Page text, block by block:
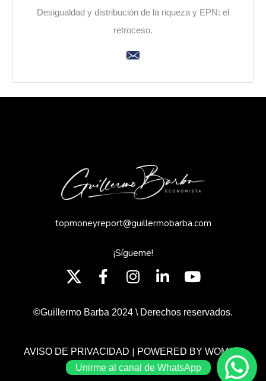
Desigualdad y distribución de la riqueza y EPN: el
retroceso.
topmoneyreport@guillermobarba.com
¡Sígueme!
©Guillermo Barba 2024 \ Derechos reservados.
AVISO DE PRIVACIDAD | POWERED BY WOMGP
Unirme al canal de WhatsApp